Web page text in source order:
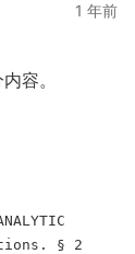
1 年前
容。
§ 2